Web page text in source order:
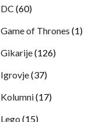
DC (60)
Game of Thrones (1)
Gikarije(126)
Igrovje(37)
Kolumni(17)
Lego (15)